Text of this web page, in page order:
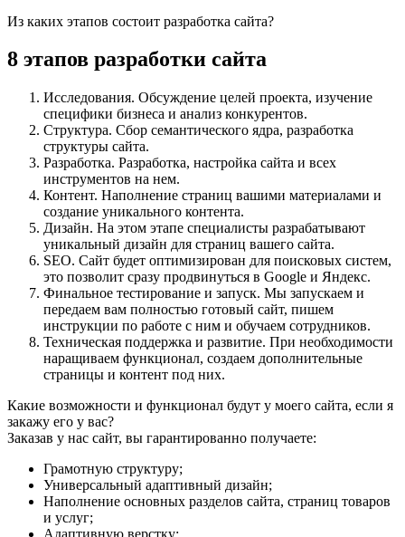
Из каких этапов состоит разработка сайта?
8 этапов разработки сайта
Исследования. Обсуждение целей проекта, изучение
специфики бизнеса и анализ конкурентов.
Структура. Сбор семантического ядра, разработка
структуры сайта.
Разработка. Разработка, настройка сайта и всех
инструментов на нем.
Контент. Наполнение страниц вашими материалами и
создание уникального контента.
Дизайн. На этом этапе специалисты разрабатывают
уникальный дизайн для страниц вашего сайта.
SEO. Сайт будет оптимизирован для поисковых систем,
это позволит сразу продвинуться в Google и Яндекс.
Финальное тестирование и запуск. Мы запускаем и
передаем вам полностью готовый сайт, пишем
инструкции по работе с ним и обучаем сотрудников.
Техническая поддержка и развитие. При необходимости
наращиваем функционал, создаем дополнительные
страницы и контент под них.
Какие возможности и функционал будут у моего сайта, если я
закажу его у вас?
Заказав у нас сайт, вы гарантированно получаете:
Грамотную структуру;
Универсальный адаптивный дизайн;
Наполнение основных разделов сайта, страниц товаров
и услуг;